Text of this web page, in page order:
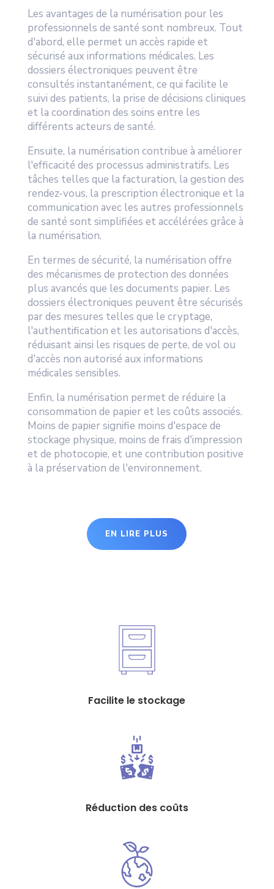
Les avantages de la numérisation pour les
professionnels de santé sont nombreux. Tout
d'abord, elle permet un accès rapide et
sécurisé aux informations médicales. Les
dossiers électroniques peuvent être
consultés instantanément, ce qui facilite le
suivi des patients, la prise de décisions cliniques
et la coordination des soins entre les
différents acteurs de santé.
Ensuite, la numérisation contribue à améliorer
l'efficacité des processus administratifs. Les
tâches telles que la facturation, la gestion des
rendez-vous, la prescription électronique et la
communication avec les autres professionnels
de santé sont simplifiées et accélérées grâce à
la numérisation.
En termes de sécurité, la numérisation offre
des mécanismes de protection des données
plus avancés que les documents papier. Les
dossiers électroniques peuvent être sécurisés
par des mesures telles que le cryptage,
l'authentification et les autorisations d'accès,
réduisant ainsi les risques de perte, de vol ou
d'accès non autorisé aux informations
médicales sensibles.
Enfin, la numérisation permet de réduire la
consommation de papier et les coûts associés.
Moins de papier signifie moins d'espace de
stockage physique, moins de frais d'impression
et de photocopie, et une contribution positive
à la préservation de l'environnement.
EN LIRE PLUS
Facilite le stockage
Réduction des coûts